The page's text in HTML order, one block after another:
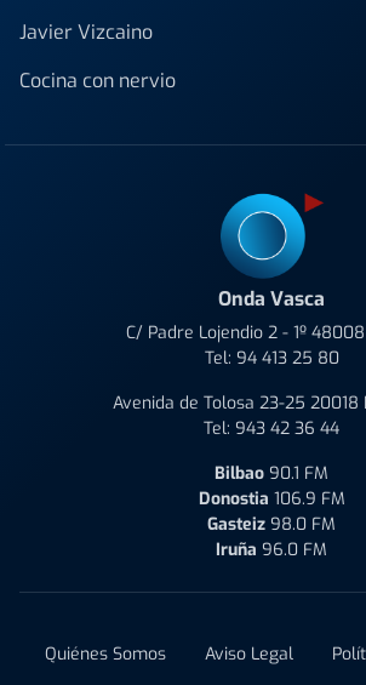
Javier Vizcaino
Cocina con nervio
Onda Vasca
C/ Padre Lojendio 2 - 1º
Tel: 94 413 25 80
Avenida de Tolosa 23-25 20018
Tel: 943 42 36 44
Bilbao 90.1 FM
Donostia 106.9 FM
Gasteiz 98.0 FM
Iruña 96.0 FM
Quiénes Somos Aviso Legal